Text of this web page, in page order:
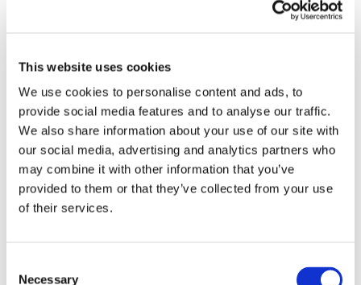
This website uses cookies
We use cookies to personalise content and ads, to
provide social media features and to analyse our traffic.
We also share information about your use of our site with
our social media, advertising and analytics partners who
may combine it with other information that you’ve
provided to them or that they’ve collected from your use
of their services.
Necessary
Obbligazioni solidali passive:
rapporti tra surrogazione legale e
regresso
La sentenza n. 16835 del 29 maggio 2026 della
nell'ambito delle obbligazioni solidali passive: il